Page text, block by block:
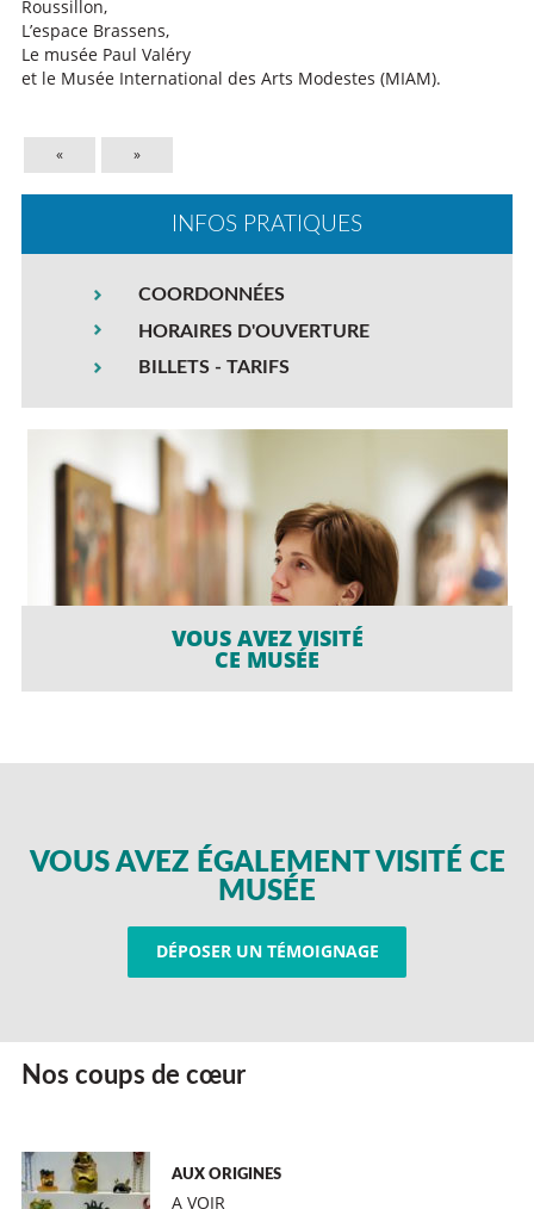
Roussillon,
L’espace Brassens,
Le musée Paul Valéry
et le Musée International des Arts Modestes (MIAM).
« »
INFOS PRATIQUES
COORDONNÉES
HORAIRES D'OUVERTURE
BILLETS - TARIFS
VOUS AVEZ VISITÉ
CE MUSÉE
VOUS AVEZ ÉGALEMENT VISITÉ CE
MUSÉE
DÉPOSER UN TÉMOIGNAGE
Nos coups de cœur
AUX ORIGINES
A VOIR